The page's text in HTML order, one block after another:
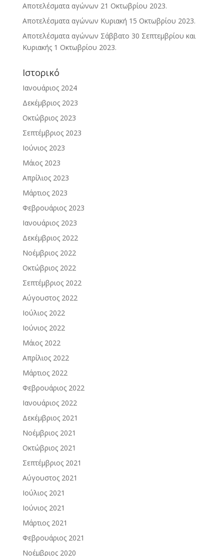
Αποτελέσματα αγώνων 21 Οκτωβρίου 2023.
Αποτελέσματα αγώνων Κυριακή 15 Οκτωβρίου 2023.
Αποτελέσματα αγώνων Σάββατο 30 Σεπτεμβρίου και
Κυριακής 1 Οκτωβρίου 2023.
Ιστορικό
Ιανουάριος 2024
Δεκέμβριος 2023
Οκτώβριος 2023
Σεπτέμβριος 2023
Ιούνιος 2023
Μάιος 2023
Απρίλιος 2023
Μάρτιος 2023
Φεβρουάριος 2023
Ιανουάριος 2023
Δεκέμβριος 2022
Νοέμβριος 2022
Οκτώβριος 2022
Σεπτέμβριος 2022
Αύγουστος 2022
Ιούλιος 2022
Ιούνιος 2022
Μάιος 2022
Απρίλιος 2022
Μάρτιος 2022
Φεβρουάριος 2022
Ιανουάριος 2022
Δεκέμβριος 2021
Νοέμβριος 2021
Οκτώβριος 2021
Σεπτέμβριος 2021
Αύγουστος 2021
Ιούλιος 2021
Ιούνιος 2021
Μάρτιος 2021
Φεβρουάριος 2021
Νοέμβριος 2020